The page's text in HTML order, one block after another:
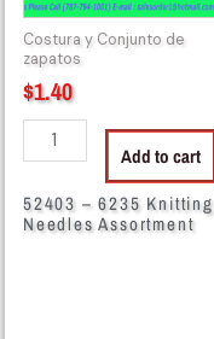
Costura y Conjunto de
zapatos
$1.40
Add to cart
52403 – 6235 Knitting
Needles Assortment